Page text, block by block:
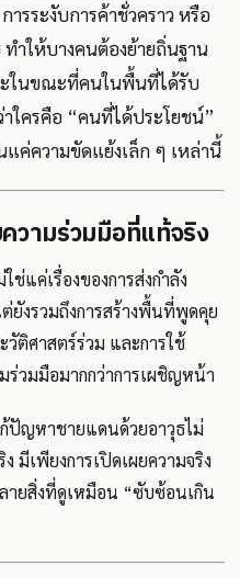
รระงับการค้าชั่วคราว หรือ
ำให้บางคนต้องย้ายถิ่นฐาน
ะในขณะที่คนในพื้นที่ได้รับ
ใครคือ “คนที่ได้ประโยชน์”
ค่ความขัดแย้งเล็ก ๆ เหล่านี้
วามร่วมมือที่แท้จริง
ช่แค่เรื่องของการส่งกำลัง
ยังรวมถึงการสร้างพื้นที่พูดคุย
วัติศาสตร์ร่วม และการใช้
ร่วมมือมากกว่าการเผชิญหน้า
ปัญหาชายแดนด้วยอาวุธไม่
มีเพียงการเปิดเผยความจริง
ยสิ่งที่ดูเหมือน “ซับซ้อนเกิน